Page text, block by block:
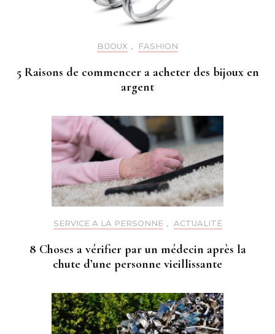
BIJOUX , FASHION
5 Raisons de commencer a acheter des bijoux en
argent
SERVICE A LA PERSONNE , ACTUALITÉ
8 Choses a vérifier par un médecin après la
chute d’une personne vieillissante